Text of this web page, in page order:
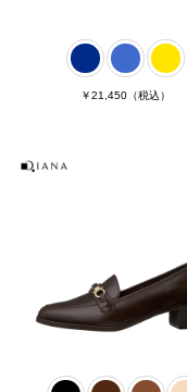
￥21,450 （税込）